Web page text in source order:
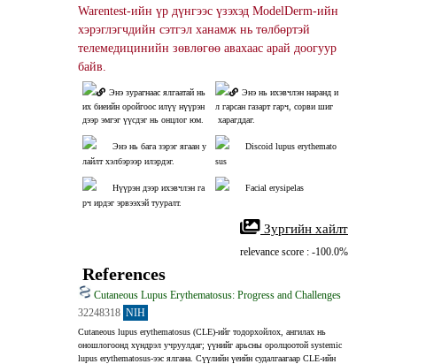
Warentest-ийн үр дүнгээс үзэхэд ModelDerm-ийн
хэрэглэгчдийн сэтгэл ханамж нь төлбөртэй
телемедицинийн зөвлөгөө авахаас арай доогуур
байв.
Энэ зурагнаас ялгаатай нь
их биеийн оройгоос илүү нүүрэн
дээр эмгэг үүсдэг нь онцлог юм.
Энэ нь бага зэрэг ягаан у
лайлт хэлбэрээр илэрдэг.
Нүүрэн дээр ихэвчлэн га
рч ирдэг эрвээхэй тууралт.
Энэ нь ихэвчлэн наранд и
л гарсан газарт гарч, сорви шиг
харагддаг.
Discoid lupus erythemato
sus
Facial erysipelas
Зургийн хайлт
relevance score : -100.0%
References
Cutaneous Lupus Erythematosus: Progress and Challenges
32248318 NIH
Cutaneous lupus erythematosus (CLE)-ийг тодорхойлох, ангилах нь
оношлогоонд хүндрэл учруулдаг; үүнийг арьсны оролцоотой systemic
lupus erythematosus-ээс ялгана. Сүүлийн үеийн судалгаагаар CLE-ийн